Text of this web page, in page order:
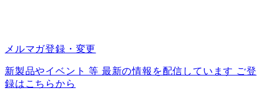
メルマガ登録・変更
新製品やイベント 等 最新の情報を配信しています ご登
録はこちらから